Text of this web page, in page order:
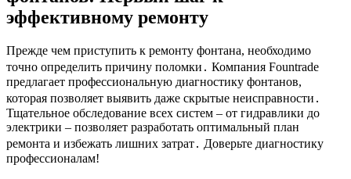
эффективному ремонту
Прежде чем приступить к ремонту фонтана, необходимо
точно определить причину поломки․ Компания Fountrade
предлагает профессиональную диагностику фонтанов,
которая позволяет выявить даже скрытые неисправности․
Тщательное обследование всех систем – от гидравлики до
электрики – позволяет разработать оптимальный план
ремонта и избежать лишних затрат․ Доверьте диагностику
профессионалам!